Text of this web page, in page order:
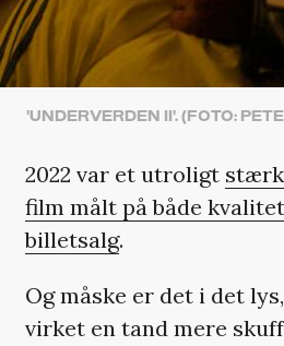
'UNDERVERDEN II'. (FOTO:
2022 var et utroligt
film målt på både
billetsalg.
Og måske er det i det
virket en tand mere